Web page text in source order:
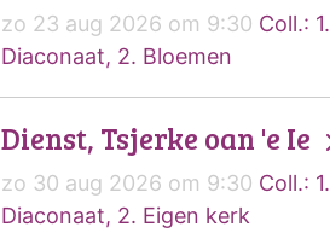
zo 23 aug 2026 om 9:30 Coll.: 1.
Diaconaat, 2. Bloemen
Dienst, Tsjerke oan 'e Ie
zo 30 aug 2026 om 9:30 Coll.: 1.
Diaconaat, 2. Eigen kerk